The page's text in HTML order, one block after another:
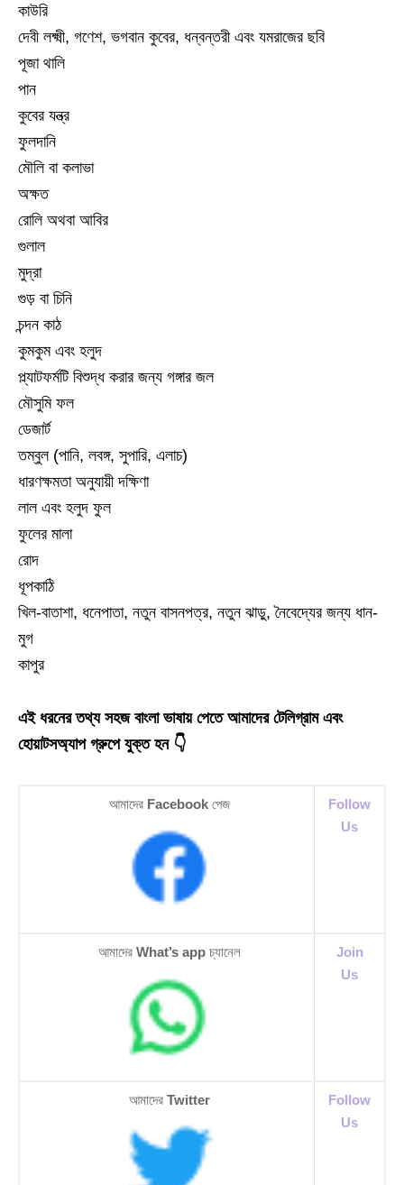
কাউরি
দেবী লক্ষ্মী, গণেশ, ভগবান কুবের, ধন্বন্তরী এবং যমরাজের ছবি
পূজা থালি
পান
কুবের যন্ত্র
ফুলদানি
মৌলি বা কলাভা
অক্ষত
রোলি অথবা আবির
গুলাল
মুদ্রা
গুড় বা চিনি
চন্দন কাঠ
কুমকুম এবং হলুদ
প্ল্যাটফর্মটি বিশুদ্ধ করার জন্য গঙ্গার জল
মৌসুমি ফল
ডেজার্ট
তম্বুল (পানি, লবঙ্গ, সুপারি, এলাচ)
ধারণক্ষমতা অনুযায়ী দক্ষিণা
লাল এবং হলুদ ফুল
ফুলের মালা
রোদ
ধূপকাঠি
খিল-বাতাশা, ধনেপাতা, নতুন বাসনপত্র, নতুন ঝাড়ু, নৈবেদ্যের জন্য ধান-
মুগ
কাপুর
এই ধরনের তথ্য সহজ বাংলা ভাষায় পেতে আমাদের টেলিগ্রাম এবং
হোয়াটসঅ্যাপ গ্রুপে যুক্ত হন 👇
আমাদের Facebook পেজ
Follow
Us
আমাদের What’s app চ্যানেল
Join
Us
আমাদের Twitter
Follow
Us